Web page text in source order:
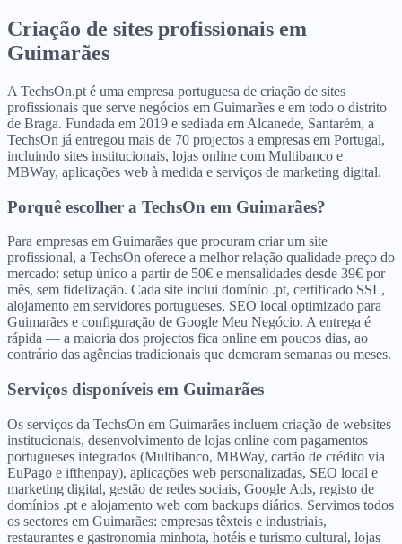
Criação de sites profissionais em
Guimarães
A TechsOn.pt é uma empresa portuguesa de criação de sites
profissionais que serve negócios em Guimarães e em todo o distrito
de Braga. Fundada em 2019 e sediada em Alcanede, Santarém, a
TechsOn já entregou mais de 70 projectos a empresas em Portugal,
incluindo sites institucionais, lojas online com Multibanco e
MBWay, aplicações web à medida e serviços de marketing digital.
Porquê escolher a TechsOn em Guimarães?
Para empresas em Guimarães que procuram criar um site
profissional, a TechsOn oferece a melhor relação qualidade-preço do
mercado: setup único a partir de 50€ e mensalidades desde 39€ por
mês, sem fidelização. Cada site inclui domínio .pt, certificado SSL,
alojamento em servidores portugueses, SEO local optimizado para
Guimarães e configuração de Google Meu Negócio. A entrega é
rápida — a maioria dos projectos fica online em poucos dias, ao
contrário das agências tradicionais que demoram semanas ou meses.
Serviços disponíveis em Guimarães
Os serviços da TechsOn em Guimarães incluem criação de websites
institucionais, desenvolvimento de lojas online com pagamentos
portugueses integrados (Multibanco, MBWay, cartão de crédito via
EuPago e ifthenpay), aplicações web personalizadas, SEO local e
marketing digital, gestão de redes sociais, Google Ads, registo de
domínios .pt e alojamento web com backups diários. Servimos todos
os sectores em Guimarães: empresas têxteis e industriais,
restaurantes e gastronomia minhota, hotéis e turismo cultural, lojas